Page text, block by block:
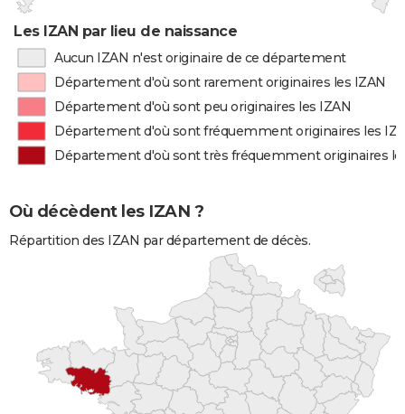
Les IZAN par lieu de naissance
Aucun IZAN n'est originaire de ce département
Département d'où sont rarement originaires les IZAN
Département d'où sont peu originaires les IZAN
Département d'où sont fréquemment originaires les
Département d'où sont très fréquemment originaires
Où décèdent les IZAN ?
Répartition des IZAN par département de décès.